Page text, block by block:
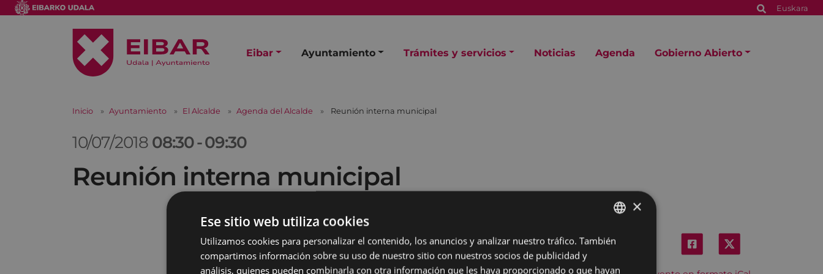
Euskara
Eibar Ayuntamiento Trámites y servicios Noticias Agenda Gobierno Abierto
Inicio Ayuntamiento El Alcalde Agenda del Alcalde Reunión interna municipal
10/07/2018 08:30-09:30
Reunión interna municipal
BASQUE
×
Ese sitio web utiliza cookies
Utilizamos cookies para personalizar el contenido, los anuncios y analizar nuestro tráfico. También
compartimos información sobre su uso de nuestro sitio con nuestros socios de publicidad y
análisis, quienes pueden combinarla con otra información que les haya proporcionado o que hayan